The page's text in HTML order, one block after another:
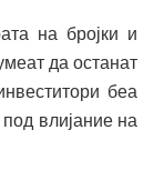
на бројки и
да останат
беа
влијание на